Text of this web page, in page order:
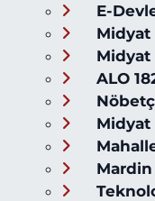
E-
Midyat
Midyat
ALO
Midyat
Mardin